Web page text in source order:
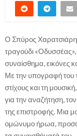
Ο Σπύρος
τραγούδι
συναίσθημα, εικόνες
Με την υπογραφή του
στίχους και τη
για την αναζήτηση,
της επιστροφής. Μια
ομώνυμο ήρωα,